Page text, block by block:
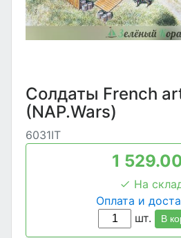
Солдаты French
(NAP.Wars)
6031IT
1
На
Оплата и
шт.
В